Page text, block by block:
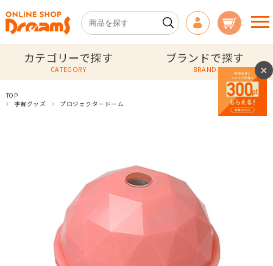
カテゴリーで探す
CATEGORY
ブランドで探す
BRAND
TOP
宇宙グッズ
プロジェクタードーム
×